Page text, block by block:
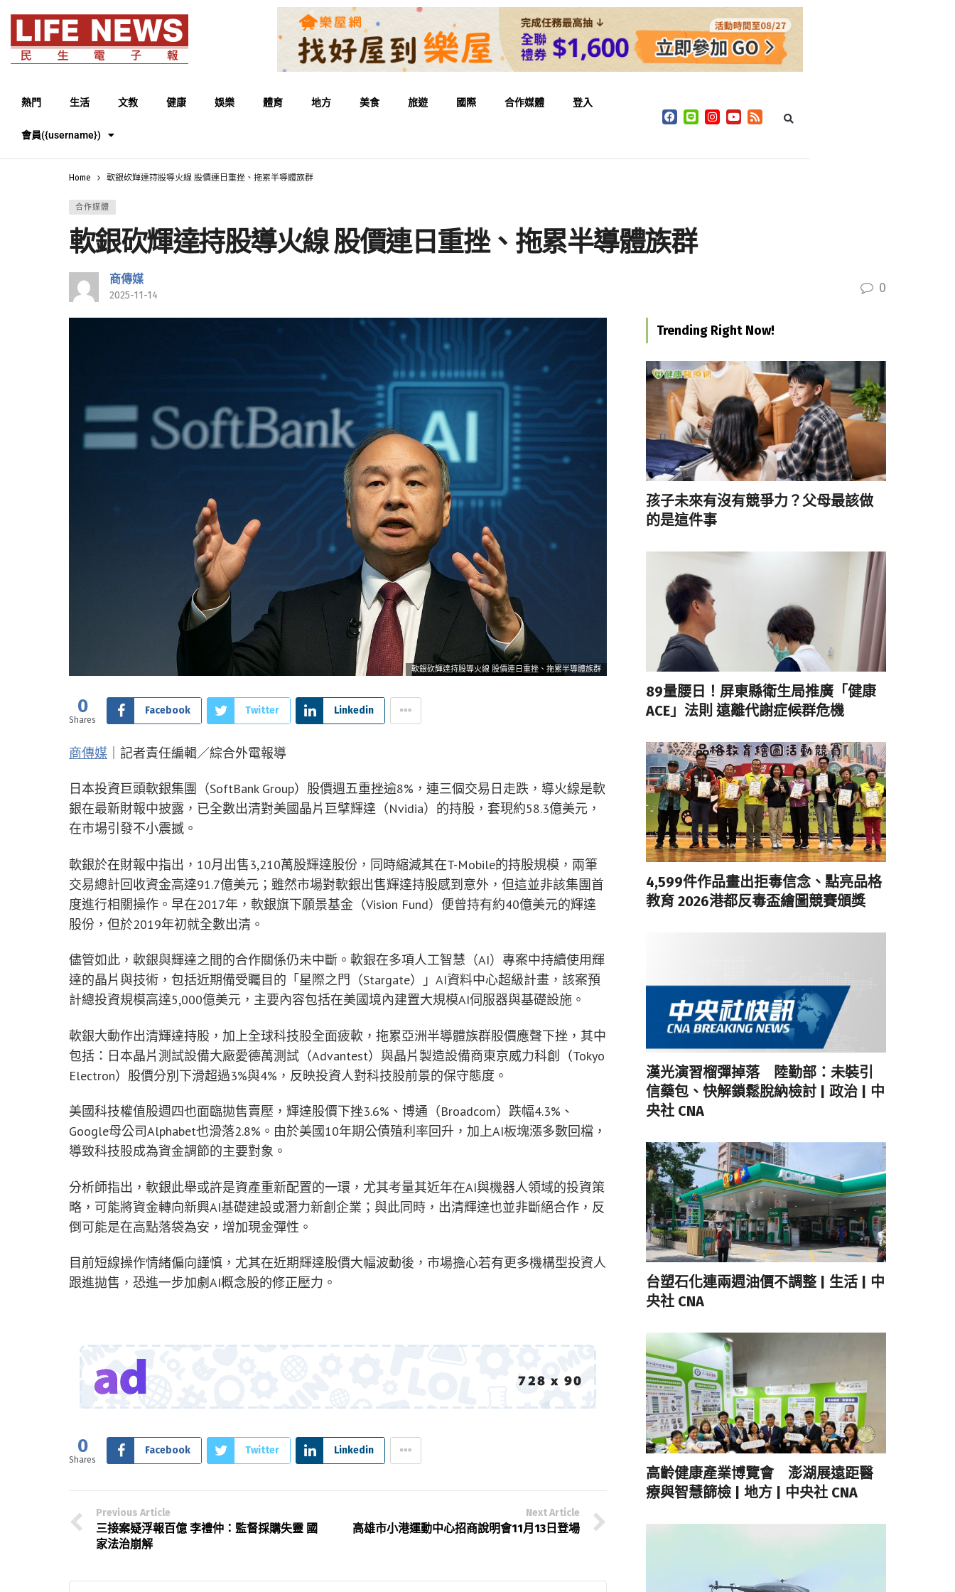
熱門 生活 文教 健康 娛樂 體育 地方 美食 旅遊 國際 合作媒體 登入
會員({username})
Home 軟銀砍輝達持股導火線 股價連日重挫、拖累半導體族群
合作媒體
軟銀砍輝達持股導火線 股價連日重挫、拖累半導體族群
商傳媒
2025-11-14 0
軟銀砍輝達持股導火線 股價連日重挫、拖累半導體族群
0
Shares
Facebook Twitter Linkedin
商傳媒 ｜記者責任編輯／綜合外電報導
日本投資巨頭軟銀集團（SoftBank Group）股價週五重挫逾8%，連三個交易日走跌，導火線是軟
銀在最新財報中披露，已全數出清對美國晶片巨擘輝達（Nvidia）的持股，套現約58.3億美元，
在市場引發不小震撼。
軟銀於在財報中指出，10月出售3,210萬股輝達股份，同時縮減其在T-Mobile的持股規模，兩筆
交易總計回收資金高達91.7億美元；雖然市場對軟銀出售輝達持股感到意外，但這並非該集團首
度進行相關操作。早在2017年，軟銀旗下願景基金（Vision Fund）便曾持有約40億美元的輝達
股份，但於2019年初就全數出清。
儘管如此，軟銀與輝達之間的合作關係仍未中斷。軟銀在多項人工智慧（AI）專案中持續使用輝
達的晶片與技術，包括近期備受矚目的「星際之門（Stargate）」AI資料中心超級計畫，該案預
計總投資規模高達5,000億美元，主要內容包括在美國境內建置大規模AI伺服器與基礎設施。
軟銀大動作出清輝達持股，加上全球科技股全面疲軟，拖累亞洲半導體族群股價應聲下挫，其中
包括：日本晶片測試設備大廠愛德萬測試（Advantest）與晶片製造設備商東京威力科創（Tokyo
Electron）股價分別下滑超過3%與4%，反映投資人對科技股前景的保守態度。
美國科技權值股週四也面臨拋售賣壓，輝達股價下挫3.6%、博通（Broadcom）跌幅4.3%、
Google母公司Alphabet也滑落2.8%。由於美國10年期公債殖利率回升，加上AI板塊漲多數回檔，
導致科技股成為資金調節的主要對象。
分析師指出，軟銀此舉或許是資產重新配置的一環，尤其考量其近年在AI與機器人領域的投資策
略，可能將資金轉向新興AI基礎建設或潛力新創企業；與此同時，出清輝達也並非斷絕合作，反
倒可能是在高點落袋為安，增加現金彈性。
目前短線操作情緒偏向謹慎，尤其在近期輝達股價大幅波動後，市場擔心若有更多機構型投資人
跟進拋售，恐進一步加劇AI概念股的修正壓力。
0
Shares
Facebook Twitter Linkedin
Previous Article
三接案疑浮報百億 李禮仲：監督採購失靈 國
家法治崩解
Next Article
高雄市小港運動中心招商說明會11月13日登場
Trending Right Now!
孩子未來有沒有競爭力？父母最該做
的是這件事
89量腰日！屏東縣衛生局推廣「健康
ACE」法則 遠離代謝症候群危機
4,599件作品畫出拒毒信念、點亮品格
教育 2026港都反毒盃繪圖競賽頒獎
漢光演習榴彈掉落 陸勤部：未裝引
信藥包、快解鎖鬆脫納檢討 | 政治 | 中
央社 CNA
台塑石化連兩週油價不調整 | 生活 | 中
央社 CNA
高齡健康產業博覽會 澎湖展遠距醫
療與智慧篩檢 | 地方 | 中央社 CNA